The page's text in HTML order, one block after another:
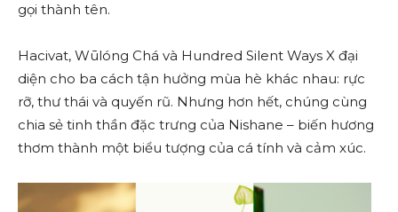
gọi thành tên.
Hacivat, Wūlóng Chá và Hundred Silent Ways X đại
diện cho ba cách tận hưởng mùa hè khác nhau: rực
rỡ, thư thái và quyến rũ. Nhưng hơn hết, chúng cùng
chia sẻ tinh thần đặc trưng của Nishane – biến hương
thơm thành một biểu tượng của cá tính và cảm xúc.